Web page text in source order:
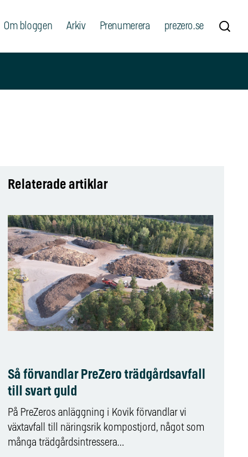
Om bloggen Arkiv Prenumerera prezero.se
Relaterade artiklar
Så förvandlar PreZero trädgårdsavfall
till svart guld
På PreZeros anläggning i Kovik förvandlar vi
växtavfall till näringsrik kompostjord, något som
många trädgårdsintressera...